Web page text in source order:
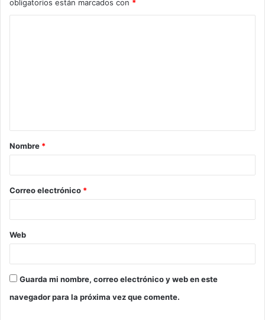
obligatorios están marcados con *
a
r
*
Nombre *
Correo electrónico *
Web
Guarda mi nombre, correo electrónico y web en este
navegador para la próxima vez que comente.